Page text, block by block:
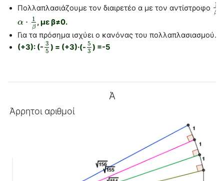
Πολλαπλασιάζουμε τον διαιρετέο α με τον αντίστροφο
1
β
1
α ⋅ 1
β
α⋅ 1 β , με β≠0.
Για τα πρόσημα ισχύει ο κανόνας του πολλαπλασιασμού.
(+3): (- 3
5
35) = (+3)·(- 5
3
53) =-5
Ά
Άρρητοι αριθμοί